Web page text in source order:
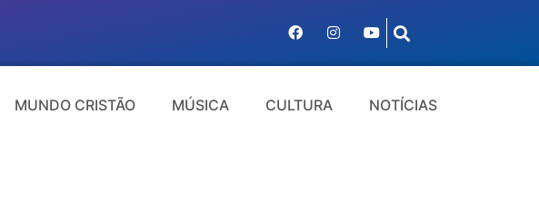
MUNDO CRISTÃO MÚSICA CULTURA NOTÍCIAS